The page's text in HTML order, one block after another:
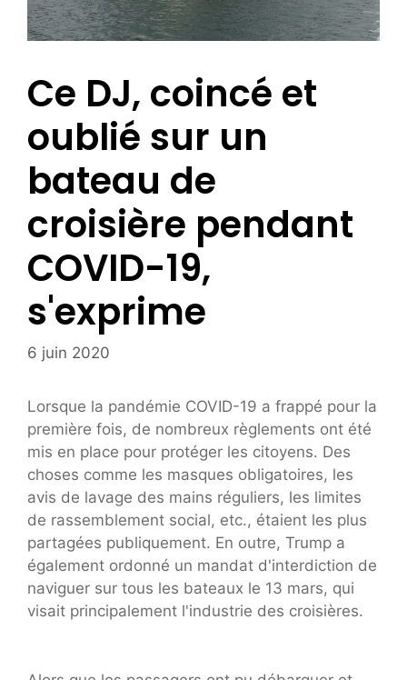
Ce DJ, coincé et
oublié sur un
bateau de
croisière pendant
COVID-19,
s'exprime
6 juin 2020
Lorsque la pandémie COVID-19 a frappé pour la
première fois, de nombreux règlements ont été
mis en place pour protéger les citoyens. Des
choses comme les masques obligatoires, les
avis de lavage des mains réguliers, les limites
de rassemblement social, etc., étaient les plus
partagées publiquement. En outre, Trump a
également ordonné un mandat d'interdiction de
naviguer sur tous les bateaux le 13 mars, qui
visait principalement l'industrie des croisières.